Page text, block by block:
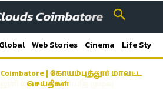
Global Web Stories Cinema Life Style
Coimbatore | கோயம்புத்தூர் மாவட்ட
செய்திகள்